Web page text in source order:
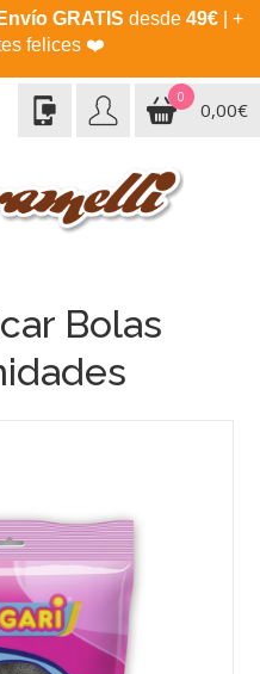
Envío GRATIS desde 49€| +
felices ❤️
0
0,00€
Bolas